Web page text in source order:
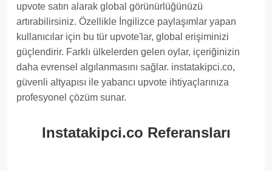
upvote satın alarak global görünürlüğünüzü
artırabilirsiniz. Özellikle İngilizce paylaşımlar yapan
kullanıcılar için bu tür upvote'lar, global erişiminizi
güçlendirir. Farklı ülkelerden gelen oylar, içeriğinizin
daha evrensel algılanmasını sağlar. instatakipci.co,
güvenli altyapısı ile yabancı upvote ihtiyaçlarınıza
profesyonel çözüm sunar.
Instatakipci.co Referansları